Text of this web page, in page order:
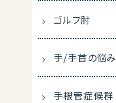
ゴルフ肘
手/手首の悩み
手根管症候群